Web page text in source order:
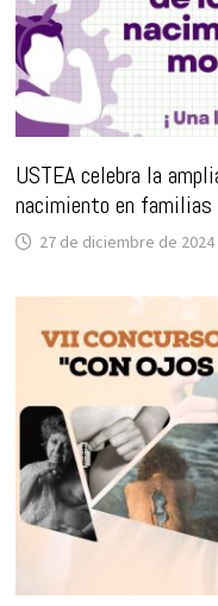
USTEA celebra la
nacimiento en familias
27 de diciembre de 2024